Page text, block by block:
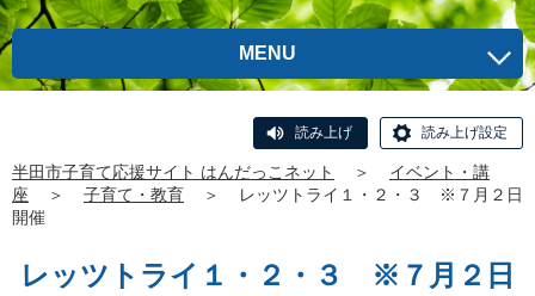
MENU
読み上げ 読み上げ設定
半田市子育て応援サイト はんだっこネット ＞
イベント・講
座
＞ 子育て・教育 ＞
レッツトライ１・２・３ ※７月２日
開催
レッツトライ１・２・３ ※７月２日